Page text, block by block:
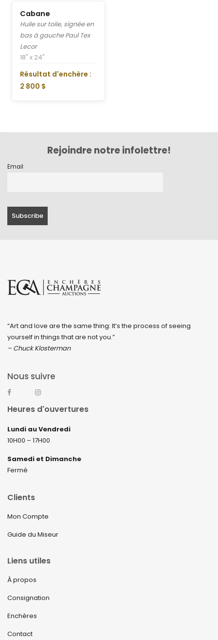
Cabane
Huile sur toile, signée en
bas à gauche Paul Tex
Lecor
18" x 24"
Résultat d'enchère :
2 800 $
Rejoindre notre infolettre!
Email
“Art and love are the same thing: It’s the process of seeing
yourself in things that are not you.”
– Chuck Klosterman
Nous suivre
Heures d'ouvertures
Lundi au Vendredi
10H00 – 17H00
Samedi et Dimanche
Fermé
Clients
Mon Compte
Guide du Miseur
Liens utiles
À propos
Consignation
Enchères
Contact